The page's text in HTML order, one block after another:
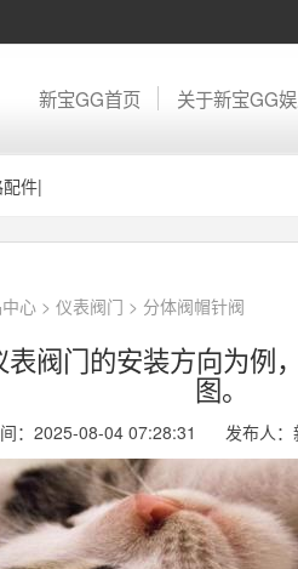
新宝GG首页 关于新宝GG
件|
心 > 仪表阀门 > 分体阀帽针阀
阀门的安装方向为例
图。
：2025-08-04 07:28:31 发布人：